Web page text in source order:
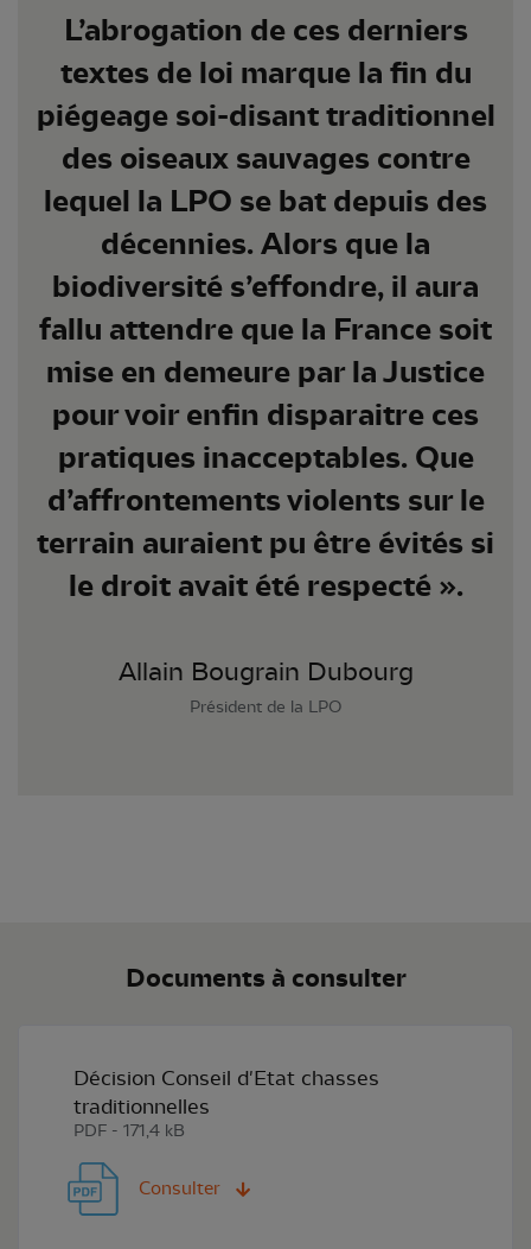
L’abrogation de ces derniers
textes de loi marque la fin du
piégeage soi-disant traditionnel
des oiseaux sauvages contre
lequel la LPO se bat depuis des
décennies. Alors que la
biodiversité s’effondre, il aura
fallu attendre que la France soit
mise en demeure par la Justice
pour voir enfin disparaitre ces
pratiques inacceptables. Que
d’affrontements violents sur le
terrain auraient pu être évités si
le droit avait été respecté ».
Allain Bougrain Dubourg
Président de la LPO
Documents à consulter
Décision Conseil d'Etat chasses
traditionnelles
PDF - 171,4 kB
Consulter